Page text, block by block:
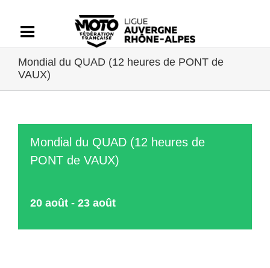
contenu
Mondial du QUAD (12 heures de PONT de
VAUX)
Mondial du QUAD (12 heures de
PONT de VAUX)
20 août - 23 août